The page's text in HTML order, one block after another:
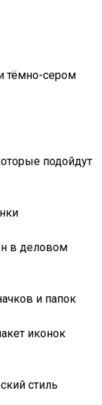
тёмно-сером
подойдут
в деловом
и папок
иконок
стиль